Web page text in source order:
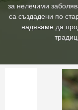
за нелечими
са създадени по
надяваме да